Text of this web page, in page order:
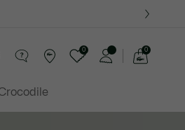
0 0